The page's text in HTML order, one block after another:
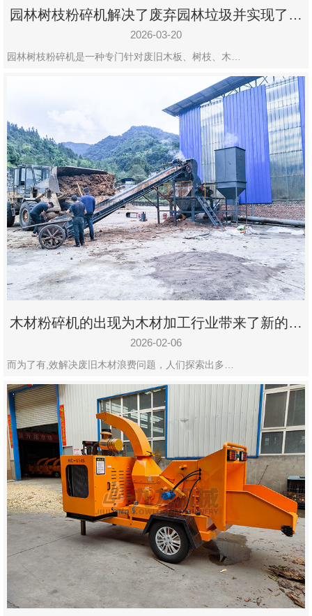
园林树枝粉碎机解决了废弃园林垃圾并实现了再
利用
2026-03-20
园林树枝粉碎机是一种专门针对废旧木板、树枝、木…
木材粉碎机的出现为木材加工行业带来了新的变
化
2026-02-06
而为了有,效解决废旧木材浪费问题，人们探索出多…